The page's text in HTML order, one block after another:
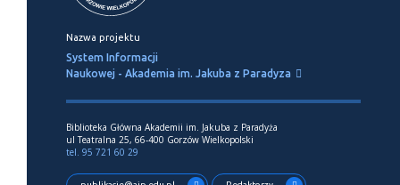
Nazwa projektu
System Informacji
Naukowej - Akademia im. Jakuba z Paradyza
Biblioteka Główna Akademii im. Jakuba z Paradyża
ul Teatralna 25, 66-400 Gorzów Wielkopolski
tel. 95 721 60 29